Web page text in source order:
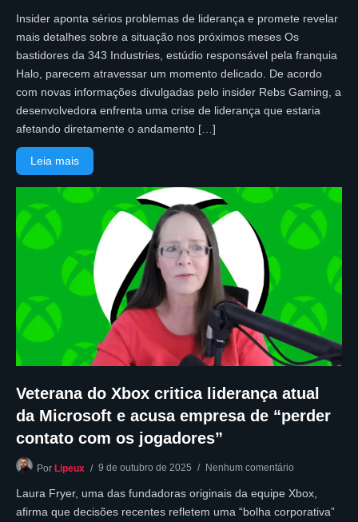
Insider aponta sérios problemas de liderança e promete revelar
mais detalhes sobre a situação nos próximos meses Os
bastidores da 343 Industries, estúdio responsável pela franquia
Halo, parecem atravessar um momento delicado. De acordo
com novas informações divulgadas pelo insider Rebs Gaming, a
desenvolvedora enfrenta uma crise de liderança que estaria
afetando diretamente o andamento […]
Leia mais
Veterana do Xbox critica liderança atual
da Microsoft e acusa empresa de “perder
contato com os jogadores”
Por Lipeux 9 de outubro de 2025 Nenhum comentário
Laura Fryer, uma das fundadoras originais da equipe Xbox,
afirma que decisões recentes refletem uma “bolha corporativa”